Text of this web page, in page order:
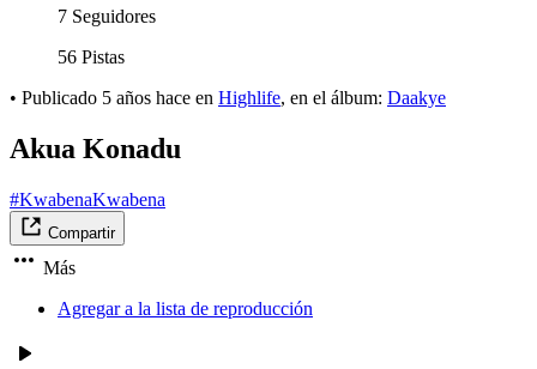
7 Seguidores
56 Pistas
• Publicado 5 años hace en Highlife, en el álbum: Daakye
Akua Konadu
#KwabenaKwabena
Compartir
Más
Agregar a la lista de reproducción